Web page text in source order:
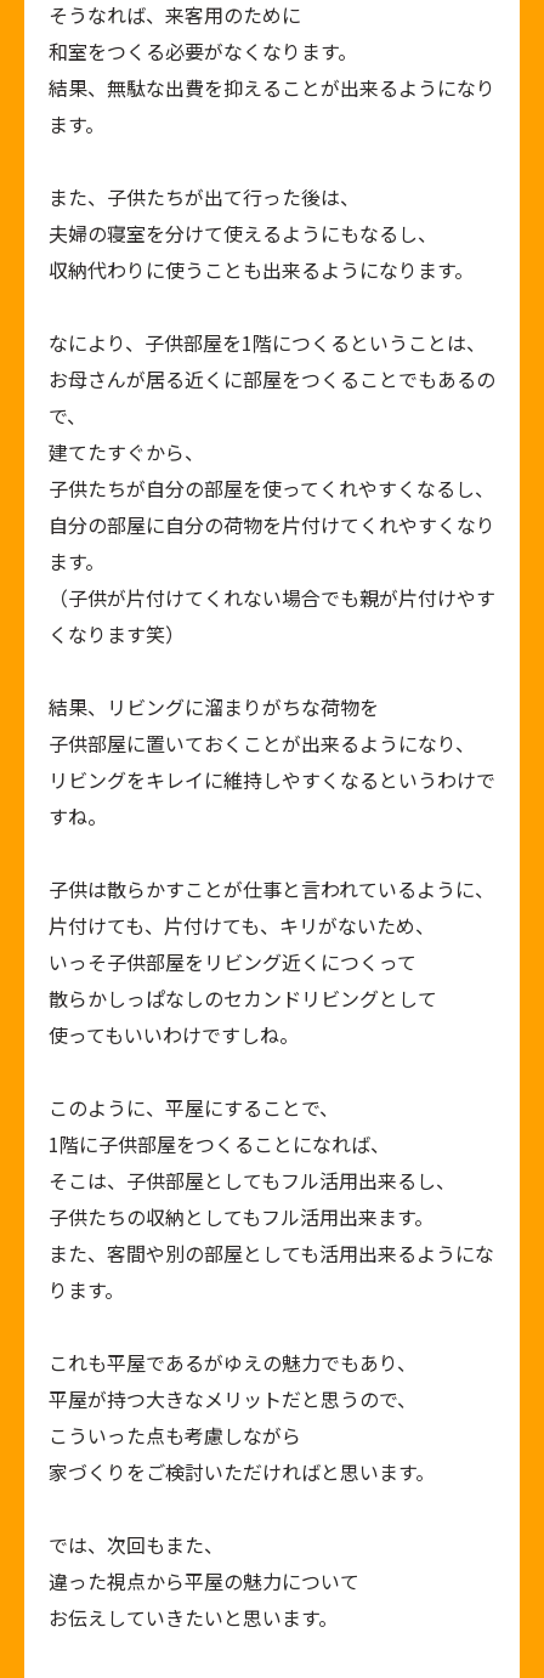
そうなれば、来客用のために
和室をつくる必要がなくなります。
結果、無駄な出費を抑えることが出来るようになり
ます。
また、子供たちが出て行った後は、
夫婦の寝室を分けて使えるようにもなるし、
収納代わりに使うことも出来るようになります。
なにより、子供部屋を1階につくるということは、
お母さんが居る近くに部屋をつくることでもあるの
で、
建てたすぐから、
子供たちが自分の部屋を使ってくれやすくなるし、
自分の部屋に自分の荷物を片付けてくれやすくなり
ます。
（子供が片付けてくれない場合でも親が片付けやす
くなります笑）
結果、リビングに溜まりがちな荷物を
子供部屋に置いておくことが出来るようになり、
リビングをキレイに維持しやすくなるというわけで
すね。
子供は散らかすことが仕事と言われているように、
片付けても、片付けても、キリがないため、
いっそ子供部屋をリビング近くにつくって
散らかしっぱなしのセカンドリビングとして
使ってもいいわけですしね。
このように、平屋にすることで、
1階に子供部屋をつくることになれば、
そこは、子供部屋としてもフル活用出来るし、
子供たちの収納としてもフル活用出来ます。
また、客間や別の部屋としても活用出来るようにな
ります。
これも平屋であるがゆえの魅力でもあり、
平屋が持つ大きなメリットだと思うので、
こういった点も考慮しながら
家づくりをご検討いただければと思います。
では、次回もまた、
違った視点から平屋の魅力について
お伝えしていきたいと思います。